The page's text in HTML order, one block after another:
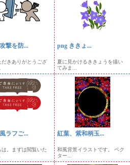
撃を防...
だきありがとうござ
png ききょ...
夏に見かけるききょうを描い
てみま...
ラフご...
は。まずは閲覧いた
紅葉、紫和柄玉...
和風背景イラストです。 ベク
ター...